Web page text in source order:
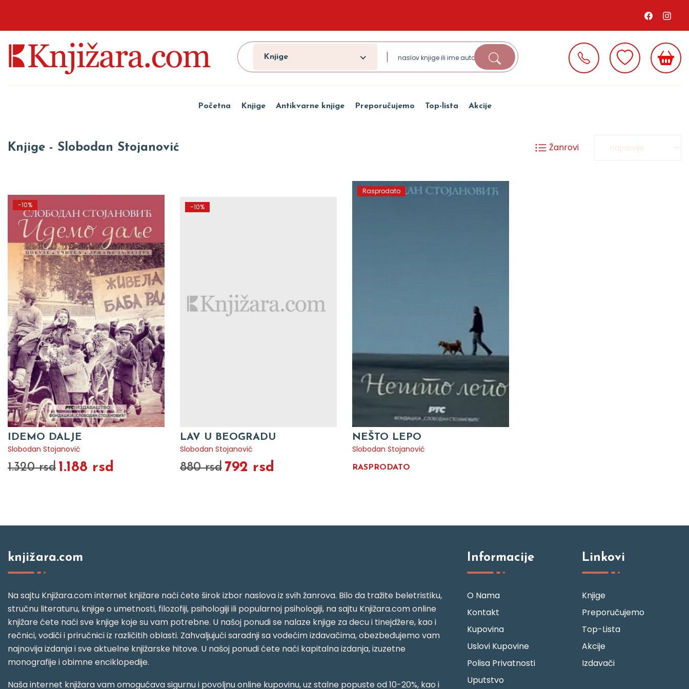
Knjige
Početna Knjige Antikvarne knjige Preporučujemo Top-lista Akcije
Knjige - Slobodan Stojanović Žanrovi
-10%
IDEMO DALJE
Slobodan Stojanović
1.320 rsd 1.188 rsd
-10%
LAV U BEOGRADU
Slobodan Stojanović
880 rsd 792 rsd
Rasprodato
NEŠTO LEPO
Slobodan Stojanović
RASPRODATO
knjižara.com
Na sajtu Knjižara.com internet knjižare naći ćete širok izbor naslova iz svih žanrova. Bilo da tražite beletristiku,
stručnu literaturu, knjige o umetnosti, filozofiji, psihologiji ili popularnoj psihologiji, na sajtu Knjižara.com online
knjižare ćete naći sve knjige koje su vam potrebne. U našoj ponudi se nalaze knjige za decu i tinejdžere, kao i
rečnici, vodiči i priručnici iz različitih oblasti. Zahvaljujući saradnji sa vodećim izdavačima, obezbeđujemo vam
najnovija izdanja i sve aktuelne knjižarske hitove. U našoj ponudi ćete naći kapitalna izdanja, izuzetne
monografije i obimne enciklopedije.
Naša internet knjižara vam omogućava sigurnu i povoljnu online kupovinu, uz stalne popuste od 10-20%, kao i
Informacije
O Nama
Kontakt
Kupovina
Uslovi Kupovine
Polisa Privatnosti
Uputstvo
Linkovi
Knjige
Preporučujemo
Top-Lista
Akcije
Izdavači